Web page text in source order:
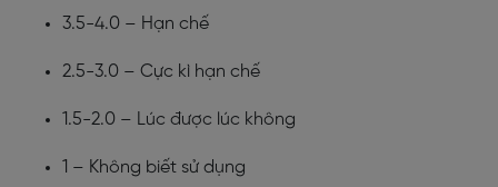
3.5-4.0 – Hạn chế
2.5-3.0 – Cực kì hạn chế
1.5-2.0 – Lúc được lúc không
1 – Không biết sử dụng